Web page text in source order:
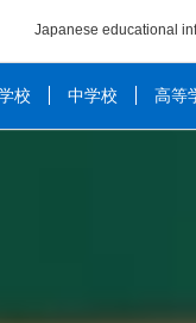
Japanese educational
校 中学校 高等